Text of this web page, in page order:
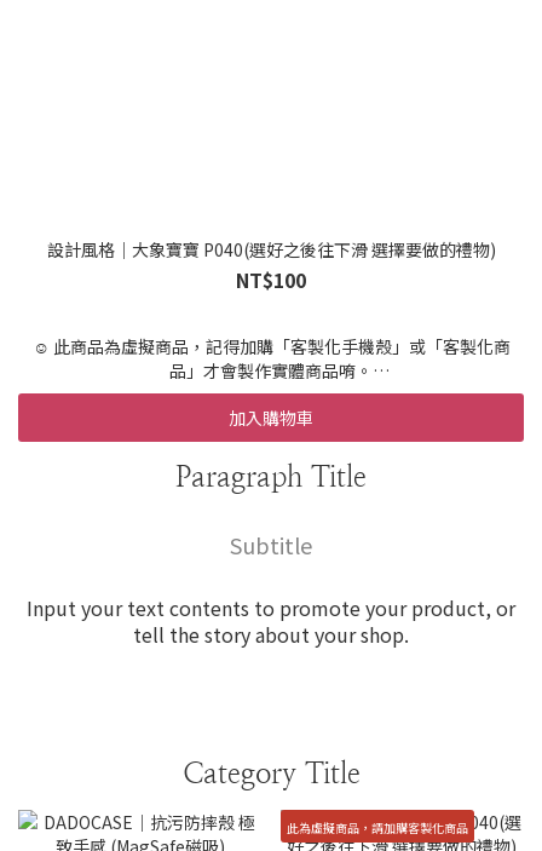
設計風格｜大象寶寶 P040(選好之後往下滑 選擇要做的禮物)
NT$100
☺️ 此商品為虛擬商品，記得加購「客製化手機殼」或「客製化商
品」才會製作實體商品唷。
☺️ 設計+印製 到寄出時間約 10-15天 (不含假日,請提早預訂唷)
☺️ 急件7天內印製＋繪製寄出(不含國定假日)
請在加購區加購「急件」
☺️ 設計結構，依範例所示，不可新增其他元素
☺️ 提供兩次校稿服務，超過需要額外收費，請盡可能的一次描述所
☺️ 此為客製商品，開始設計便不可退貨，不適用「7天鑑賞期」
加入購物車
Paragraph Title
Subtitle
Input your text contents to promote your product, or
tell the story about your shop.
Category Title
此為虛擬商品，請加購客製化商品